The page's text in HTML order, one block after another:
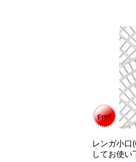
レンガ小
してお使